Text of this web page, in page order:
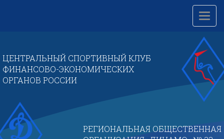
ЦЕНТРАЛЬНЫЙ СПОРТИВНЫЙ КЛУБ
ФИНАНСОВО-ЭКОНОМИЧЕСКИХ
ОРГАНОВ РОССИИ
РЕГИОНАЛЬНАЯ ОБЩЕСТВЕННАЯ